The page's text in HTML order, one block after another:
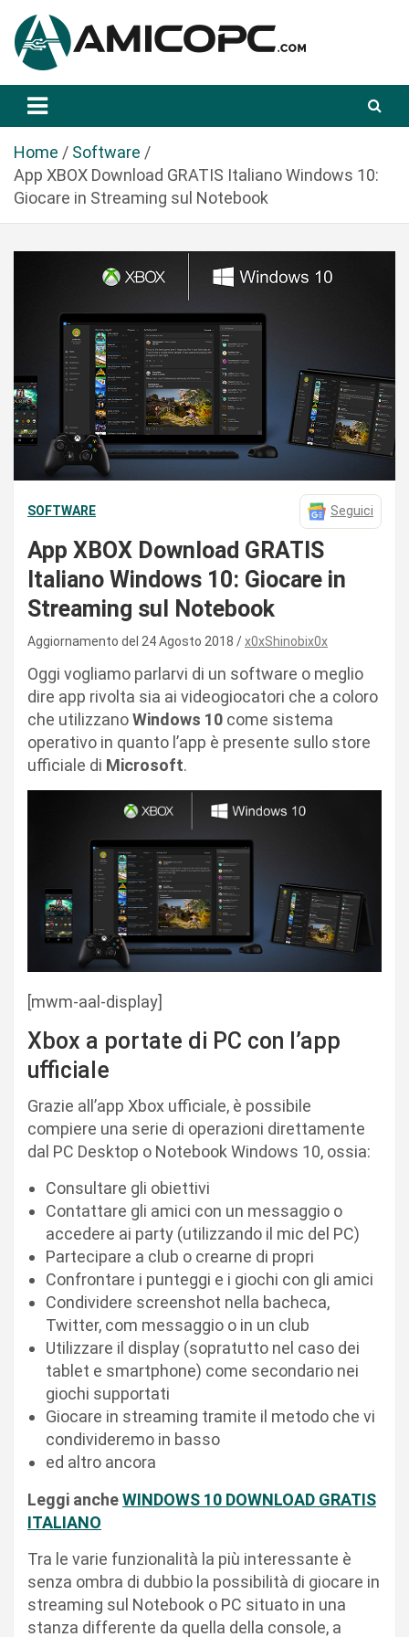
a
Amicopc.com
Home
Software
App XBOX Download GRATIS Italiano Windows 10:
Giocare in Streaming sul Notebook
SOFTWARE Seguici
App XBOX Download GRATIS
Italiano Windows 10: Giocare in
Streaming sul Notebook
Aggiornamento del 24 Agosto 2018 x0xShinobix0x
Oggi vogliamo parlarvi di un software o meglio
dire app rivolta sia ai videogiocatori che a coloro
che utilizzanoWindows 10 come sistema
operativo in quanto l’app è presente sullo store
ufficiale di Microsoft.
[mwm-aal-display]
Xbox a portate di PC con l’app
ufficiale
Grazie all’app Xbox ufficiale, è possibile
compiere una serie di operazioni direttamente
dal PC Desktop o Notebook Windows 10, ossia:
Consultare gli obiettivi
Contattare gli amici con un messaggio o
accedere ai party (utilizzando il mic del PC)
Partecipare a club o crearne di propri
Confrontare i punteggi e i giochi con gli amici
Condividere screenshot nella bacheca,
Twitter, com messaggio o in un club
Utilizzare il display (sopratutto nel caso dei
tablet e smartphone) come secondario nei
giochi supportati
Giocare in streaming tramite il metodo che vi
condivideremo in basso
ed altro ancora
Leggi ancheWINDOWS 10 DOWNLOAD GRATIS
ITALIANO
Tra le varie funzionalità la più interessante è
senza ombra di dubbio la possibilità di giocare in
streaming sul Notebook o PC situato in una
stanza differente da quella della console, a